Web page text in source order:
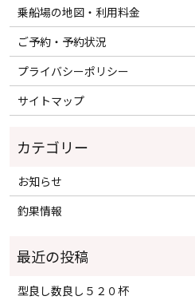
乗船場の地図・利用料金
ご予約・予約状況
プライバシーポリシー
サイトマップ
カテゴリー
お知らせ
釣果情報
型良し数良し５２０杯